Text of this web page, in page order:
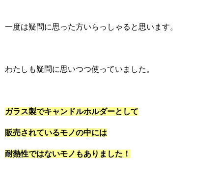
一度は疑問に思った方いらっしゃると思います。
わたしも疑問に思いつつ使っていました。
ガラス製でキャンドルホルダーとして
販売されているモノの中には
耐熱性ではないモノもありました！